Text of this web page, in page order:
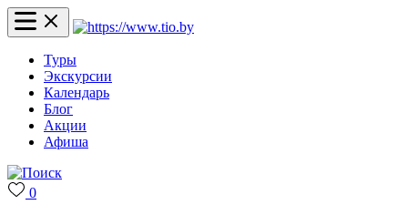
Туры
Экскурсии
Календарь
Блог
Акции
Афиша
0